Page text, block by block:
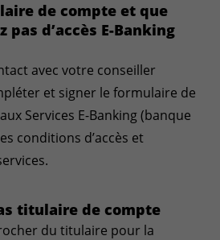
de compte et que
pas d’accès E-Banking
avec votre conseiller
et signer le formulaire de
Services E-Banking (banque
conditions d’accès et
titulaire de compte
du titulaire pour la